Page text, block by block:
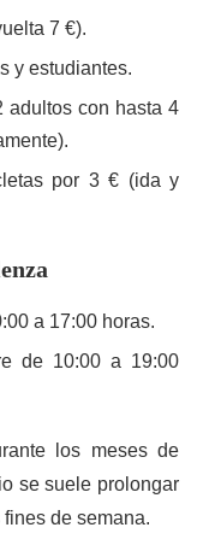
7 €).
y estudiantes.
adultos con hasta 4
por 3 € (ida y
a 17:00 horas.
de 10:00 a 19:00
los meses de
se suele prolongar
de semana.